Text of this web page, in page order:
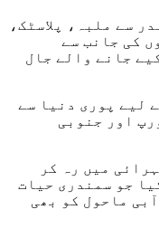
سے ملبہ، پلاسٹک،
کی جانب سے
جانے والے جال
لیے پوری دنیا سے
اور جنوبی
میں رہ کر
جو سمندری حیات
ماحول کو بھی